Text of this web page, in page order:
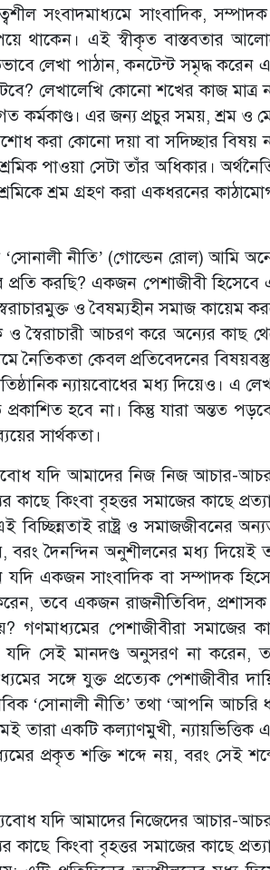
সংবাদমাধ্যমে সাংবাদিক,
থাকেন। এই স্বীকৃত বাস্তবতার
লেখা পাঠান, কনটেন্ট সমৃদ্ধ করেন
লেখালেখি কোনো শখের কাজ মাত্র
কর্মকাণ্ড। এর জন্য প্রচুর সময়, শ্রম ও
করা কোনো দয়া বা সদিচ্ছার বিষয়
পাওয়া সেটা তাঁর অধিকার।
শ্রম গ্রহণ করা একধরনের
‘সোনালী নীতি’ (গোল্ডেন রোল) আমি
করছি? একজন পেশাজীবী হিসেবে
ও বৈষম্যহীন সমাজ কায়েম
স্বৈরাচারী আচরণ করে অন্যের কাছ
নৈতিকতা কেবল প্রতিবেদনের
ন্যায়বোধের মধ্য দিয়েও। এ
হবে না। কিন্তু যারা অন্তত
সার্থকতা।
যদি আমাদের নিজ নিজ আচার-
কিংবা বৃহত্তর সমাজের কাছে
রাষ্ট্র ও সমাজজীবনের
দৈনন্দিন অনুশীলনের মধ্য দিয়েই
যদি একজন সাংবাদিক বা সম্পাদক
তবে একজন রাজনীতিবিদ, প্রশাসক
গণমাধ্যমের পেশাজীবীরা সমাজের
যদি সেই মানদণ্ড অনুসরণ না করেন,
সঙ্গে যুক্ত প্রত্যেক পেশাজীবীর
‘সোনালী নীতি’ তথা ‘আপনি আচরি
তারা একটি কল্যাণমুখী, ন্যায়ভিত্তিক
প্রকৃত শক্তি শব্দে নয়, বরং সেই
যদি আমাদের নিজেদের আচার-
কিংবা বৃহত্তর সমাজের কাছে